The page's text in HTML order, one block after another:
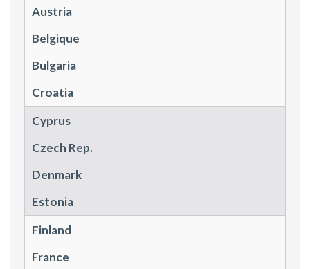
Austria
Belgique
Bulgaria
Croatia
Cyprus
Czech Rep.
Denmark
Estonia
Finland
France